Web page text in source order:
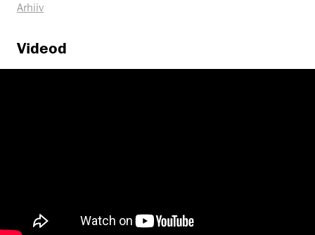
Arhiiv
Videod